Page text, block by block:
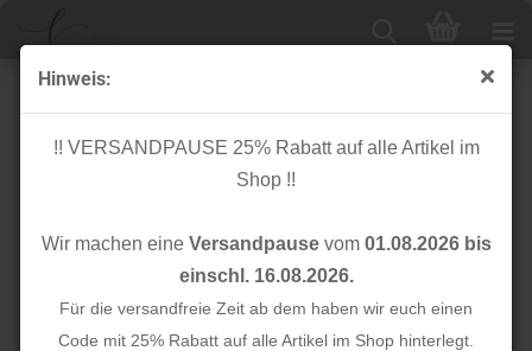
Hinweis:
!! VERSANDPAUSE 25% Rabatt auf alle Artikel im
Shop !!
Wir machen eine Versandpausevom 01.08.2026 bis
einschl. 16.08.2026.
Für die versandfreie Zeit ab dem haben wir euch einen
Code mit 25% Rabatt auf alle Artikel im Shop hinterlegt.
Baumwolle - Togetherness at Heart - Homebody - Art
Gallery Fabrics